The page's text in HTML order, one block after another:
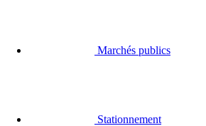
Marchés publics
Stationnement